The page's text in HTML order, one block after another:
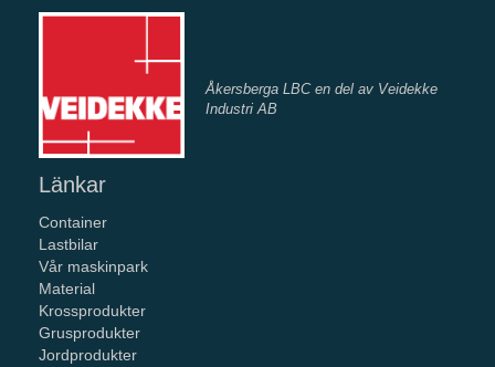
Åkersberga LBC en del av Veidekke
Industri AB
Länkar
Container
Lastbilar
Vår maskinpark
Material
Krossprodukter
Grusprodukter
Jordprodukter